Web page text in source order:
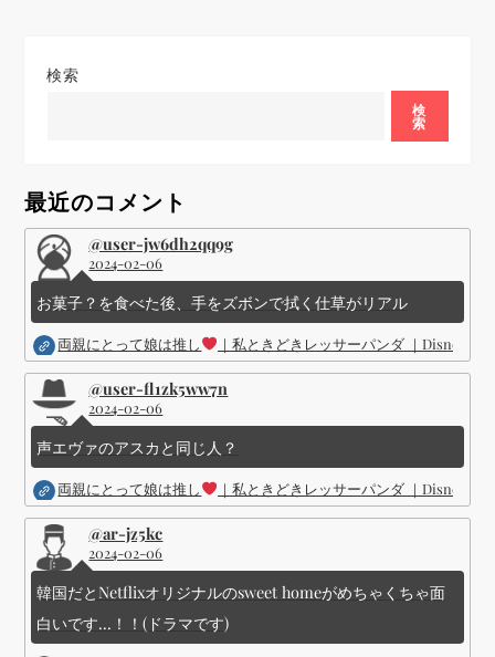
シ
ョ
ン
検索
検
索
最近のコメント
@user-jw6dh2qq9g
2024-02-06
お菓子？を食べた後、手をズボンで拭く仕草がリアル
両親にとって娘は推し ｜私ときどきレッサーパンダ ｜Disney (
@user-fl1zk5ww7n
2024-02-06
声エヴァのアスカと同じ人？
両親にとって娘は推し ｜私ときどきレッサーパンダ ｜Disney (
@ar-jz5kc
2024-02-06
韓国だとNetflixオリジナルのsweet homeがめちゃくちゃ面
白いです...！！(ドラマです)